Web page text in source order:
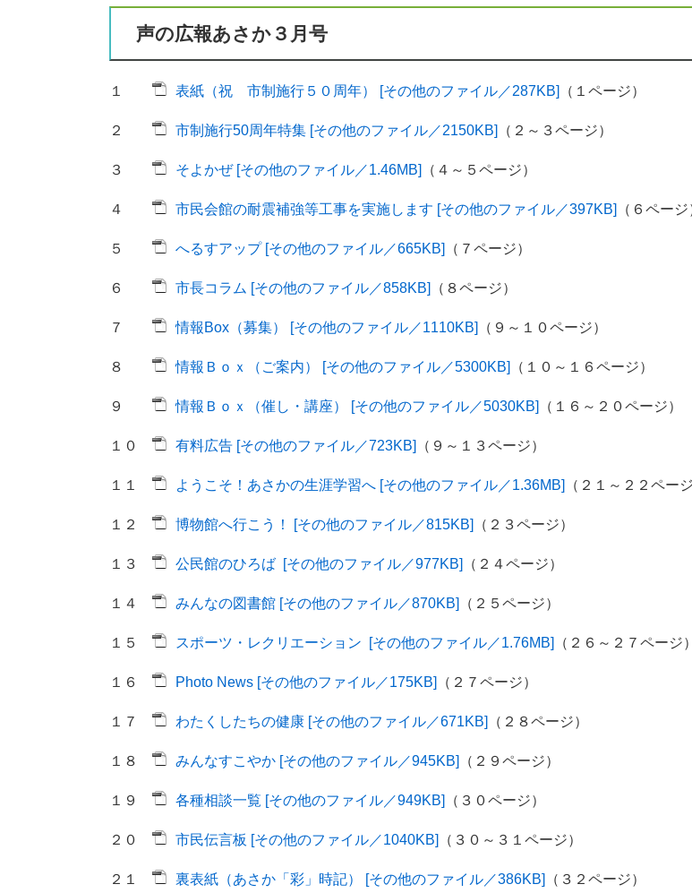
声の広報あさか３月号
１ 表紙（祝 市制施行５０周年） [その他のファイル／287KB] （１ページ）
２ 市制施行50周年特集 [その他のファイル／2150KB] （２～３ページ）
３ そよかぜ [その他のファイル／1.46MB] （４～５ページ）
４ 市民会館の耐震補強等工事を実施します [その他のファイル／397KB] （６ページ
５ へるすアップ [その他のファイル／665KB] （７ページ）
６ 市長コラム [その他のファイル／858KB] （８ページ）
７ 情報Box（募集） [その他のファイル／1110KB] （９～１０ページ）
８ 情報Ｂｏｘ（ご案内） [その他のファイル／5300KB] （１０～１６ページ）
９ 情報Ｂｏｘ（催し・講座） [その他のファイル／5030KB] （１６～２０ページ）
１０ 有料広告 [その他のファイル／723KB] （９～１３ページ）
１１ ようこそ！あさかの生涯学習へ [その他のファイル／1.36MB] （２１～２２ページ
１２ 博物館へ行こう！ [その他のファイル／815KB] （２３ページ）
１３ 公民館のひろば [その他のファイル／977KB] （２４ページ）
１４ みんなの図書館 [その他のファイル／870KB] （２５ページ）
１５ スポーツ・レクリエーション [その他のファイル／1.76MB] （２６～２７ページ）
１６ Photo News [その他のファイル／175KB] （２７ページ）
１７ わたくしたちの健康 [その他のファイル／671KB] （２８ページ）
１８ みんなすこやか [その他のファイル／945KB] （２９ページ）
１９ 各種相談一覧 [その他のファイル／949KB] （３０ページ）
２０ 市民伝言板 [その他のファイル／1040KB] （３０～３１ページ）
２１ 裏表紙（あさか「彩」時記） [その他のファイル／386KB] （３２ページ）